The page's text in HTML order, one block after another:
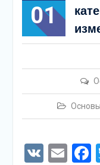
01
VK